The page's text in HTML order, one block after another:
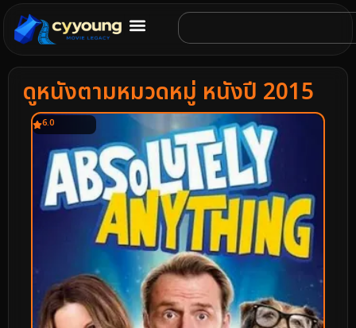
ดูหนังตามหมวดหมู่ หนังปี 2015
6.0